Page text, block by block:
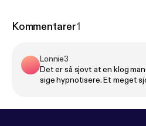
skåret af, det er jo et af Marks afsnit.
kernelytterehttps://
fordret.10er.app/] Du kan også tjekke vores
Kommentarer1
Lonnie3
Det er så sjovt at en klog
sige hypnotisere. Et meget